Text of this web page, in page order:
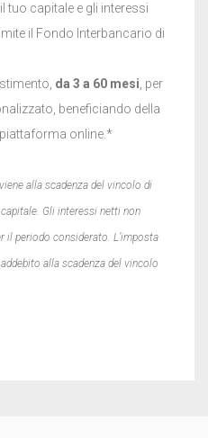
tuo capitale e gli interessi
il Fondo Interbancario di
da 3 a 60 mesi , per
beneficiando della
online.*
alla scadenza del vincolo di
Gli interessi netti non
il periodo considerato. L’imposta
alla scadenza del vincolo